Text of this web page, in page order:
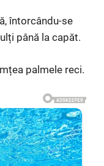
întorcându-se
până la capăt.
palmele reci.